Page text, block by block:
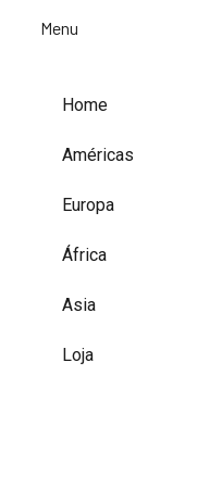
Menu
Home
Américas
Europa
África
Asia
Loja